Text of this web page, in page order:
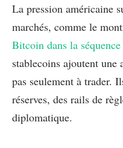
La pression américaine
marchés, comme le
Bitcoin dans la
stablecoins ajoutent une
pas seulement à trader.
réserves, des rails de
diplomatique.